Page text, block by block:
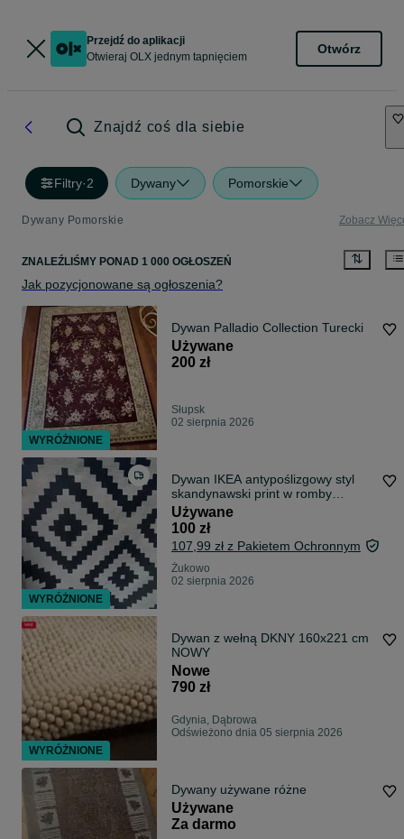
Przejdź do aplikacji
Otwieraj OLX jednym tapnięciem
Otwórz
Znajdź coś dla siebie
Filtry·2 Dywany Pomorskie
Dywany Pomorskie Zobacz
ZNALEŹLIŚMY PONAD 1 000 OGŁOSZEŃ
Jak pozycjonowane są ogłoszenia?
Dywan Palladio Collection Turecki
Używane
200 zł
Słupsk
02 sierpnia 2026
Dywan IKEA antypoślizgowy styl
skandynawski print w romby
100x200 cm
Używane
100 zł
107,99 zł z Pakietem Ochronnym
Żukowo
02 sierpnia 2026
Dywan z wełną DKNY 160x221 cm
NOWY
Nowe
790 zł
Gdynia, Dąbrowa
Odświeżono dnia 05 sierpnia 2026
Dywany używane różne
Używane
Za darmo
WYRÓŻNIONE
WYRÓŻNIONE
WYRÓŻNIONE